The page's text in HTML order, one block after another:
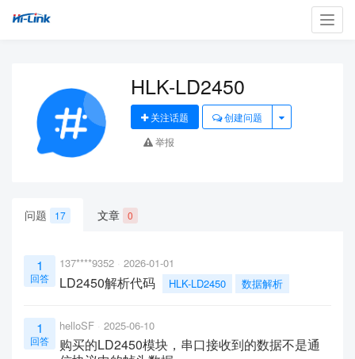
HLK-LD2450
关注话题
创建问题
举报
问题 17 文章 0
1
回答
137****9352 2026-01-01
LD2450解析代码 HLK-LD2450 数据解析
1
回答
helloSF 2025-06-10
购买的LD2450模块，串口接收到的数据不是通